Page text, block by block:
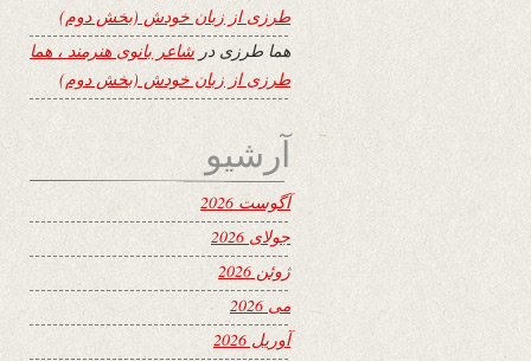
طرزی از زبان خودش (بخش دوم)
هما طرزی در شاعر بانوی هنرمند ، هما
طرزی از زبان خودش (بخش دوم)
آرشیو
آگوست 2026
جولای 2026
ژوئن 2026
می 2026
آوریل 2026